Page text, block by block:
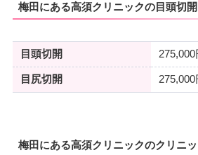
梅田にある高須クリニックの目頭切
目頭切開 275,000
目尻切開 275,000
梅田にある高須クリニックのクリニ